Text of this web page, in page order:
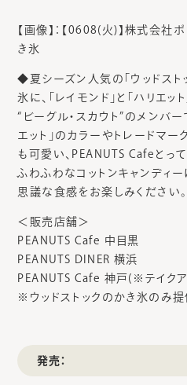
【画像】：【0608(火)】株式会社
き氷
◆夏シーズン人気の「ウッドスト
氷に、「レイモンド」と「ハリエッ
“ビーグル・スカウト”のメンバー
エット」のカラーやトレードマー
も可愛い、PEANUTS Cafeとっ
ふわふわなコットンキャンディ
思議な食感をお楽しみください。
＜販売店舗＞
PEANUTS Cafe 中目黒
PEANUTS DINER 横浜
PEANUTS Cafe 神戸(※テイク
※ウッドストックのかき氷のみ提
発売：